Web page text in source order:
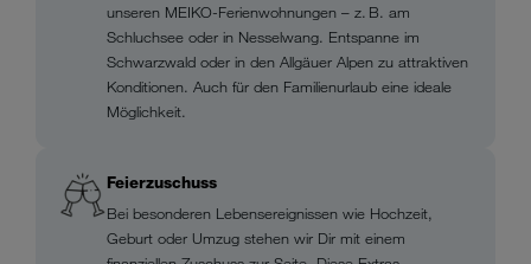
unseren MEIKO-Ferienwohnungen – z. B. am
Schluchsee oder in Nesselwang. Entspanne im
Schwarzwald oder in den Allgäuer Alpen zu attraktiven
Konditionen. Auch für den Familienurlaub eine ideale
Möglichkeit.
Feierzuschuss
Bei besonderen Lebensereignissen wie Hochzeit,
Geburt oder Umzug stehen wir Dir mit einem